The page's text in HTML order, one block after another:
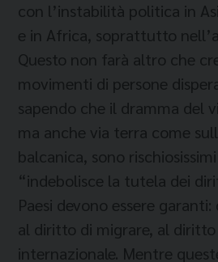
con l’instabilità politica in
e in Africa, soprattutto
Questo non farà altro che
movimenti di persone
sapendo che il dramma del
ma anche via terra come
balcanica, sono
“indebolisce la tutela dei
Paesi devono essere
al diritto di migrare, al
internazionale. Mentre